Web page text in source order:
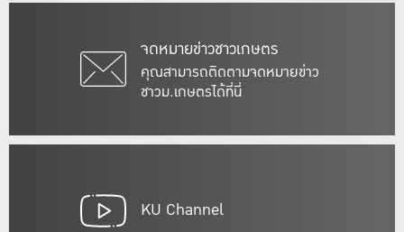
จดหมายข่าวชาวเกษตร
คุณสามารถติดตามจดหมายข่าว
ชาวม.เกษตรได้ที่นี่
KU Channel